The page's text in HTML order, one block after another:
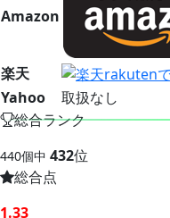
Amazon
楽天
Yahoo
取扱なし
総合ランク
440個中 432位
総合点
1.33